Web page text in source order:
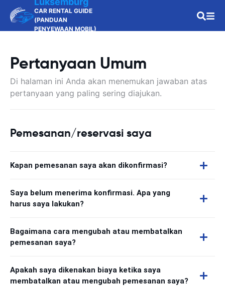
CAR RENTAL GUIDE
(PANDUAN
PENYEWAAN MOBIL)
Pertanyaan Umum
Di halaman ini Anda akan menemukan jawaban atas
pertanyaan yang paling sering diajukan.
Pemesanan/reservasi saya
Kapan pemesanan saya akan dikonfirmasi?
Saya belum menerima konfirmasi. Apa yang
harus saya lakukan?
Bagaimana cara mengubah atau membatalkan
pemesanan saya?
Apakah saya dikenakan biaya ketika saya
membatalkan atau mengubah pemesanan saya?